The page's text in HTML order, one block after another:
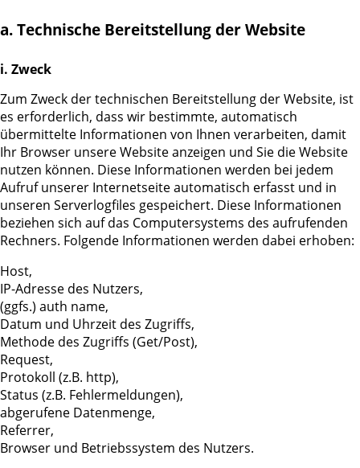
a. Technische Bereitstellung der Website
i. Zweck
Zum Zweck der technischen Bereitstellung der Website, ist
es erforderlich, dass wir bestimmte, automatisch
übermittelte Informationen von Ihnen verarbeiten, damit
Ihr Browser unsere Website anzeigen und Sie die Website
nutzen können. Diese Informationen werden bei jedem
Aufruf unserer Internetseite automatisch erfasst und in
unseren Serverlogfiles gespeichert. Diese Informationen
beziehen sich auf das Computersystems des aufrufenden
Rechners. Folgende Informationen werden dabei erhoben:
Host,
IP-Adresse des Nutzers,
(ggfs.) auth name,
Datum und Uhrzeit des Zugriffs,
Methode des Zugriffs (Get/Post),
Request,
Protokoll (z.B. http),
Status (z.B. Fehlermeldungen),
abgerufene Datenmenge,
Referrer,
Browser und Betriebssystem des Nutzers.